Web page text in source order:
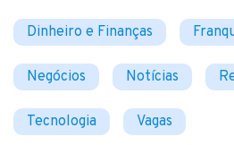
Dinheiro e Finanças
Negócios Notícias
Tecnologia Vagas